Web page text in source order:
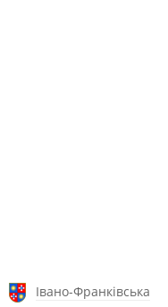
Івано-Франківська